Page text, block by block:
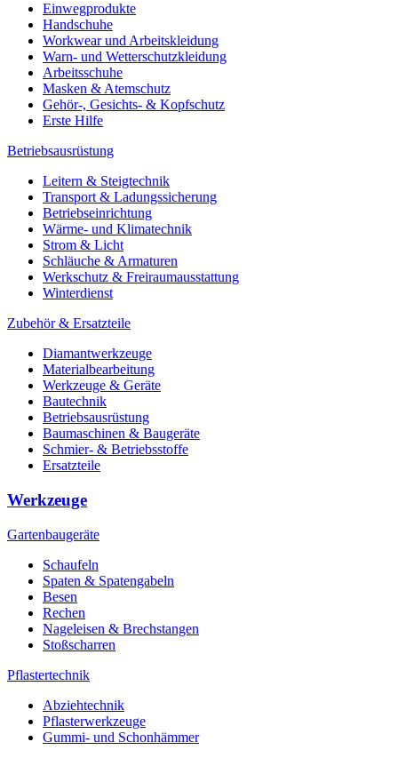
Einwegprodukte
Handschuhe
Workwear und Arbeitskleidung
Warn- und Wetterschutzkleidung
Arbeitsschuhe
Masken & Atemschutz
Gehör-, Gesichts- & Kopfschutz
Erste Hilfe
Betriebsausrüstung
Leitern & Steigtechnik
Transport & Ladungssicherung
Betriebseinrichtung
Wärme- und Klimatechnik
Strom & Licht
Schläuche & Armaturen
Werkschutz & Freiraumausstattung
Winterdienst
Zubehör & Ersatzteile
Diamantwerkzeuge
Materialbearbeitung
Werkzeuge & Geräte
Bautechnik
Betriebsausrüstung
Baumaschinen & Baugeräte
Schmier- & Betriebsstoffe
Ersatzteile
Werkzeuge
Gartenbaugeräte
Schaufeln
Spaten & Spatengabeln
Besen
Rechen
Nageleisen & Brechstangen
Stoßscharren
Pflastertechnik
Abziehtechnik
Pflasterwerkzeuge
Gummi- und Schonhämmer